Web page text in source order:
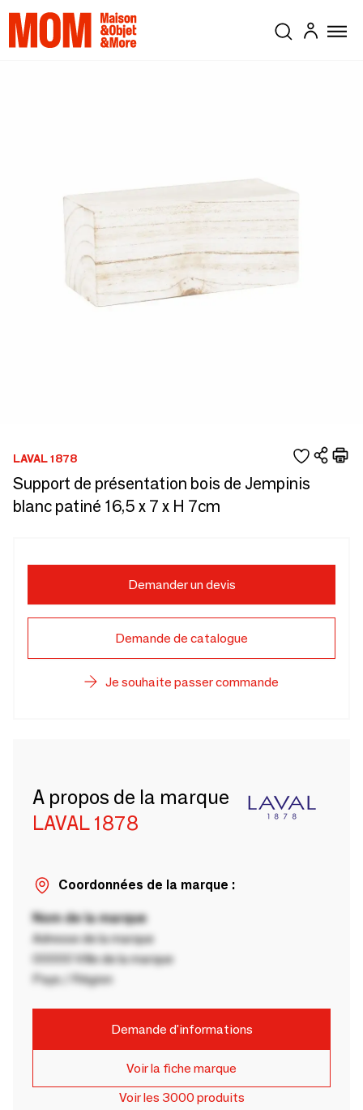
LAVAL 1878
Support de présentation bois de Jempinis
blanc patiné 16,5 x 7 x H 7cm
Demander un devis
Demande de catalogue
Je souhaite passer commande
A propos de la marque
LAVAL 1878
Coordonnées de la marque :
Nom de la marque
Adresse de la marque
00000 Ville de la marque
Pays / Région
Demande d'informations
Voir la fiche marque
Voir les 3000 produits